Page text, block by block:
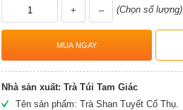
+ – (Chọn số lượng)
Nhà sản xuất: Trà Túi Tam Giác
Tên sản phẩm: Trà Shan Tuyết Cổ Thụ.